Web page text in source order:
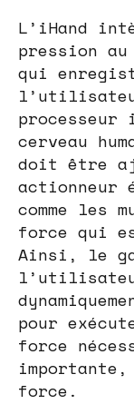
L’iHand
pression
qui
cerveau
doit être
actionneur
comme les
force qui
Ainsi, le
pour
force
force.